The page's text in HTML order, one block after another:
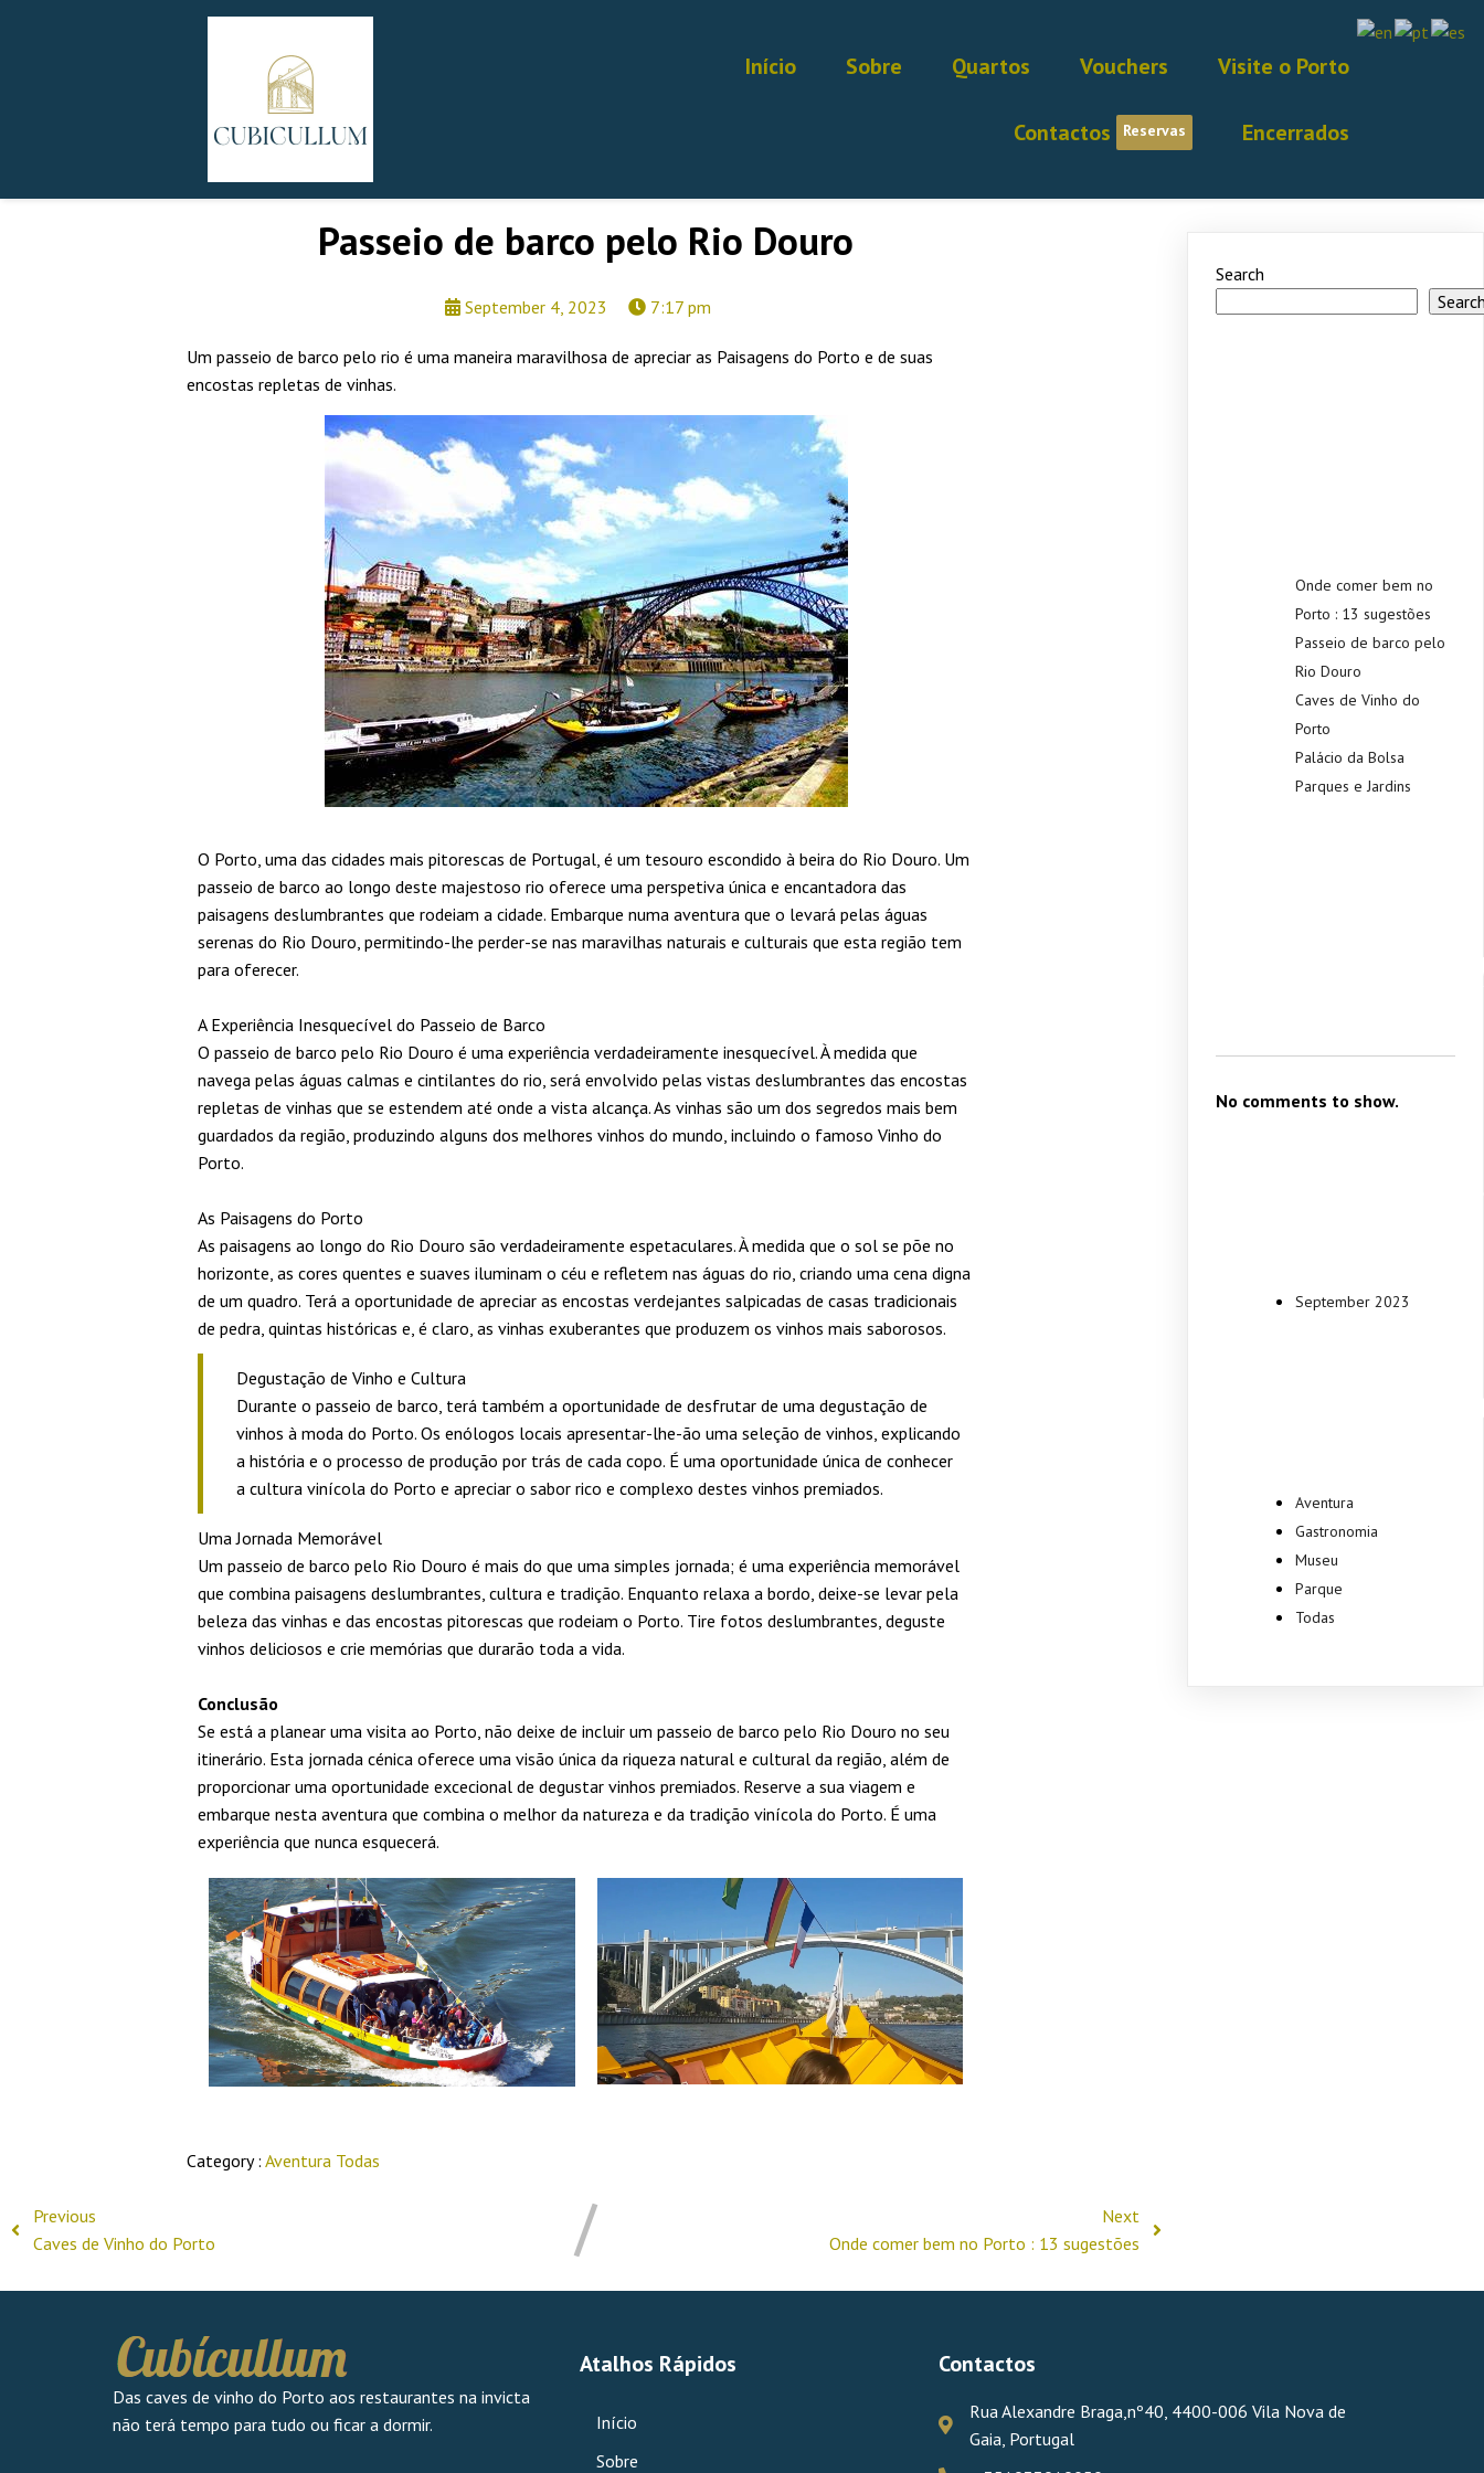
Início Sobre Quartos Vouchers Visite o Porto
Contactos Reservas Encerrados
Passeio de barco pelo Rio Douro
September 4, 2023 7:17 pm
Um passeio de barco pelo rio é uma maneira maravilhosa de apreciar as Paisagens do Porto e de suas
encostas repletas de vinhas.
O Porto, uma das cidades mais pitorescas de Portugal, é um tesouro escondido à beira do Rio Douro. Um
passeio de barco ao longo deste majestoso rio oferece uma perspetiva única e encantadora das
paisagens deslumbrantes que rodeiam a cidade. Embarque numa aventura que o levará pelas águas
serenas do Rio Douro, permitindo-lhe perder-se nas maravilhas naturais e culturais que esta região tem
para oferecer.
A Experiência Inesquecível do Passeio de Barco
O passeio de barco pelo Rio Douro é uma experiência verdadeiramente inesquecível. À medida que
navega pelas águas calmas e cintilantes do rio, será envolvido pelas vistas deslumbrantes das encostas
repletas de vinhas que se estendem até onde a vista alcança. As vinhas são um dos segredos mais bem
guardados da região, produzindo alguns dos melhores vinhos do mundo, incluindo o famoso Vinho do
Porto.
As Paisagens do Porto
As paisagens ao longo do Rio Douro são verdadeiramente espetaculares. À medida que o sol se põe no
horizonte, as cores quentes e suaves iluminam o céu e refletem nas águas do rio, criando uma cena digna
de um quadro. Terá a oportunidade de apreciar as encostas verdejantes salpicadas de casas tradicionais
de pedra, quintas históricas e, é claro, as vinhas exuberantes que produzem os vinhos mais saborosos.
Degustação de Vinho e Cultura
Durante o passeio de barco, terá também a oportunidade de desfrutar de uma degustação de
vinhos à moda do Porto. Os enólogos locais apresentar-lhe-ão uma seleção de vinhos, explicando
a história e o processo de produção por trás de cada copo. É uma oportunidade única de conhecer
a cultura vinícola do Porto e apreciar o sabor rico e complexo destes vinhos premiados.
Uma Jornada Memorável
Um passeio de barco pelo Rio Douro é mais do que uma simples jornada; é uma experiência memorável
que combina paisagens deslumbrantes, cultura e tradição. Enquanto relaxa a bordo, deixe-se levar pela
beleza das vinhas e das encostas pitorescas que rodeiam o Porto. Tire fotos deslumbrantes, deguste
vinhos deliciosos e crie memórias que durarão toda a vida.
Conclusão
Se está a planear uma visita ao Porto, não deixe de incluir um passeio de barco pelo Rio Douro no seu
itinerário. Esta jornada cénica oferece uma visão única da riqueza natural e cultural da região, além de
proporcionar uma oportunidade excecional de degustar vinhos premiados. Reserve a sua viagem e
embarque nesta aventura que combina o melhor da natureza e da tradição vinícola do Porto. É uma
experiência que nunca esquecerá.
Category : Aventura Todas
Previous
Caves de Vinho do Porto
Next
Onde comer bem no Porto : 13 sugestões
Search
Onde comer bem no
Porto : 13 sugestões
Passeio de barco pelo
Rio Douro
Caves de Vinho do
Porto
Palácio da Bolsa
Parques e Jardins
No comments to show.
September 2023
Aventura
Gastronomia
Museu
Parque
Todas
Das caves de vinho do Porto aos restaurantes na invicta
não terá tempo para tudo ou ficar a dormir.
Atalhos Rápidos
Início
Sobre
Contactos
Rua Alexandre Braga,nº40, 4400-006 Vila Nova de
Gaia, Portugal